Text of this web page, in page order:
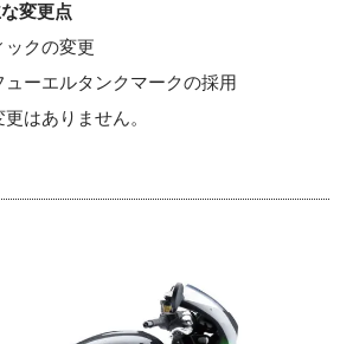
変更点
ックの変更
ューエルタンクマークの採用
はありません。